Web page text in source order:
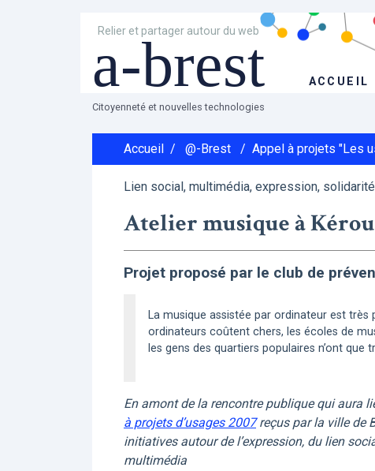
Relier et partager autour du web
a-brest ACCUEIL
Citoyenneté et nouvelles technologies
Accueil / @-Brest / Appel à projets "Les
Lien social, multimédia, expression,
Atelier musique à
Projet proposé par le club de
La musique assistée par ordinateur est très
ordinateurs coûtent chers, les écoles de
les gens des quartiers populaires n’ont
En amont de la rencontre publique qui aura
à projets d’usages 2007reçus par la ville de
initiatives autour de l’expression, du lien
multimédia